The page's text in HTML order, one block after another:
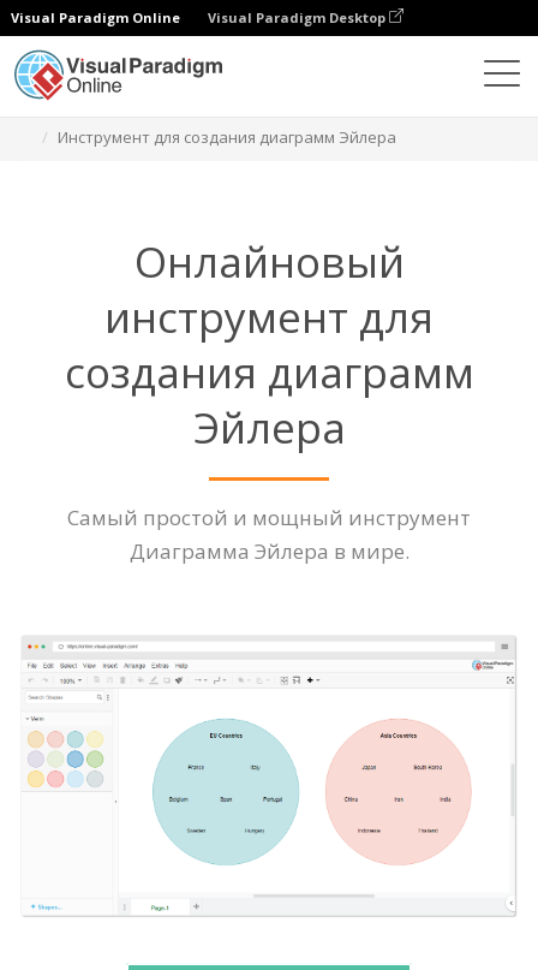
Visual Paradigm Online Visual Paradigm Desktop
Инструмент для создания диаграмм Эйлера
Онлайновый
инструмент для
создания диаграмм
Эйлера
Самый простой и мощный инструмент
Диаграмма Эйлера в мире.